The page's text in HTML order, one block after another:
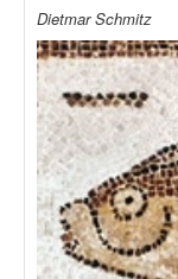
Dietmar Schmitz